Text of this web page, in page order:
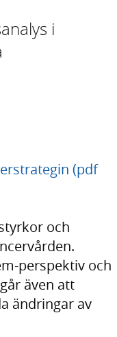
i
(pdf
och
perspektiv och
även att
ändringar av